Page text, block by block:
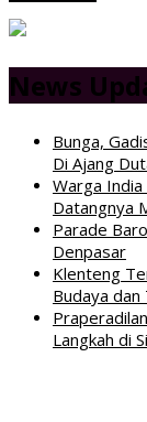
News
Bunga,
Di Ajang
Warga
Datangnya
Parade
Denpasar
Klenteng
Budaya dan
Langkah di